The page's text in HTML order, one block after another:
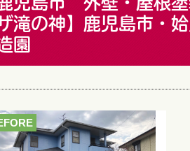
滝の神】鹿児島市・
園